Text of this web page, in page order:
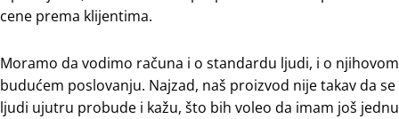
cene prema klijentima.
Moramo da vodimo računa i o standardu ljudi, i o njihovom
budućem poslovanju. Najzad, naš proizvod nije takav da se
ljudi ujutru probude i kažu, što bih voleo da imam još jednu